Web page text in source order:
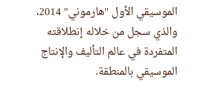
الموسيقي الأول "هارموني" 2014،
والذي سجل من خلاله إنطلاقته
المتفردة في عالم التأليف والإنتاج
الموسيقي بالمنطقة.